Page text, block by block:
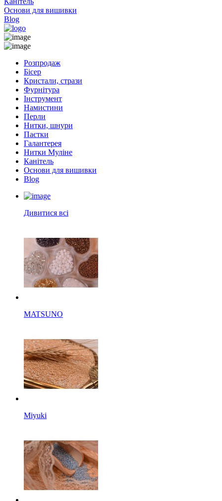
Основи для вишивки
Blog
Розпродаж
Бісер
Кристали, стрази
Фурнітура
Інструмент
Намистини
Перли
Нитки, шнури
Паєтки
Галантерея
Нитки Муліне
Канітель
Основи для вишивки
Blog
Дивитися всі
MATSUNO
Miyuki